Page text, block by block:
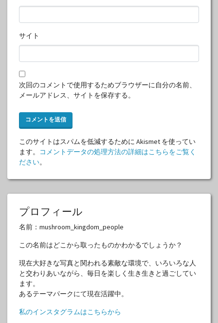
サイト
次回のコメントで使用するためブラウザーに自分の名前、
メールアドレス、サイトを保存する。
このサイトはスパムを低減するために Akismet を使ってい
ます。
コメントデータの処理方法の詳細はこちらをご覧く
ださい。
プロフィール
名前：mushroom_kingdom_people
この名前はどこから取ったものかわかるでしょうか？
現在大好きな写真と関われる素敵な環境で、いろいろな人
と交わりあいながら、毎日を楽しく生き生きと過ごしてい
ます。
あるテーマパークにて現在活躍中。
私のインスタグラムはこちらから